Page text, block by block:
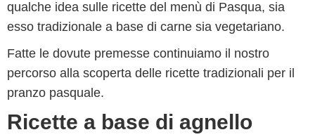
qualche idea sulle ricette del menù di Pasqua, sia
esso tradizionale a base di carne sia vegetariano.
Fatte le dovute premesse continuiamo il nostro
percorso alla scoperta delle ricette tradizionali per il
pranzo pasquale.
Ricette a base di agnello